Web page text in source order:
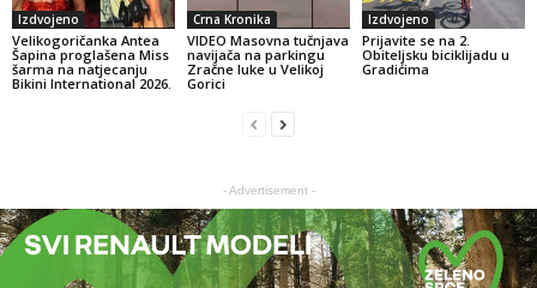
Izdvojeno
Velikogoričanka Antea
Šapina proglašena Miss
šarma na natjecanju
Bikini International 2026.
Crna Kronika
VIDEO Masovna tučnjava
navijača na parkingu
Zračne luke u Velikoj
Gorici
Izdvojeno
Prijavite se na 2.
Obiteljsku biciklijadu u
Gradićima
- Advertisement -